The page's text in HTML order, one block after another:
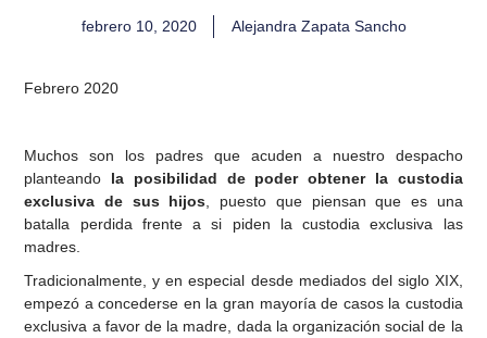
febrero 10, 2020 Alejandra Zapata Sancho
Febrero 2020
Muchos son los padres que acuden a nuestro despacho
planteando la posibilidad de poder obtener la custodia
exclusiva de sus hijos , puesto que piensan que es una
batalla perdida frente a si piden la custodia exclusiva las
madres.
Tradicionalmente, y en especial desde mediados del siglo XIX,
empezó a concederse en la gran mayoría de casos la custodia
exclusiva a favor de la madre, dada la organización social de la